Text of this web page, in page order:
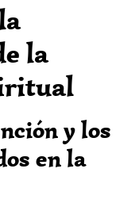
la
y los
en la